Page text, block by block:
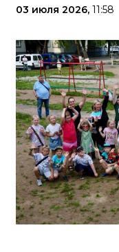
03 июля 2026, 11:58